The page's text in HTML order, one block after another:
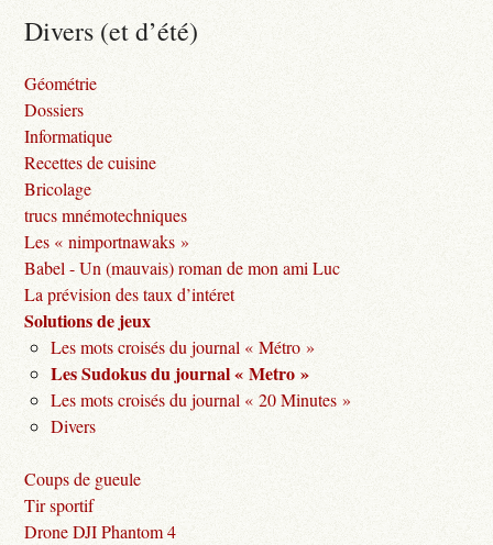
Divers (et d’été)
Géométrie
Dossiers
Informatique
Recettes de cuisine
Bricolage
trucs mnémotechniques
Les « nimportnawaks »
Babel - Un (mauvais) roman de mon ami Luc
La prévision des taux d’intéret
Solutions de jeux
Les mots croisés du journal « Métro »
Les Sudokus du journal « Metro »
Les mots croisés du journal « 20 Minutes »
Divers
Coups de gueule
Tir sportif
Drone DJI Phantom 4